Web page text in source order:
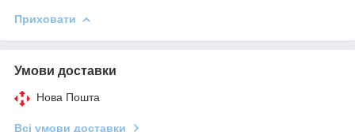
Приховати
Умови доставки
Нова Пошта
Всі умови доставки